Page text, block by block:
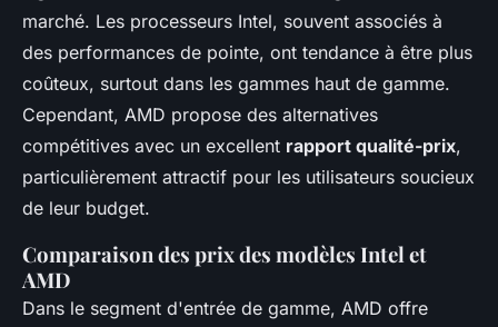
marché. Les processeurs Intel, souvent associés à
des performances de pointe, ont tendance à être plus
coûteux, surtout dans les gammes haut de gamme.
Cependant, AMD propose des alternatives
compétitives avec un excellent rapport qualité-prix,
particulièrement attractif pour les utilisateurs soucieux
de leur budget.
Comparaison des prix des modèles Intel et
AMD
Dans le segment d'entrée de gamme, AMD offre